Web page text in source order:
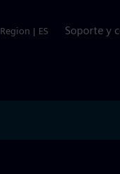
Region | ES Soporte y